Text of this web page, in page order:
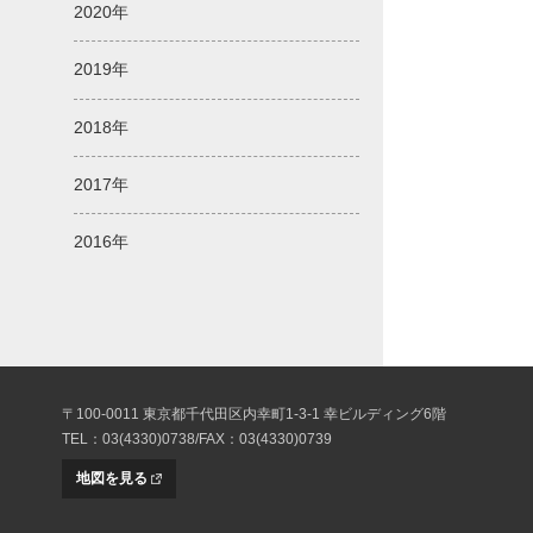
2020年
2019年
2018年
2017年
2016年
〒100-0011 東京都千代田区内幸町1-3-1 幸ビルディング6階
TEL：03(4330)0738/FAX：03(4330)0739
地図を見る